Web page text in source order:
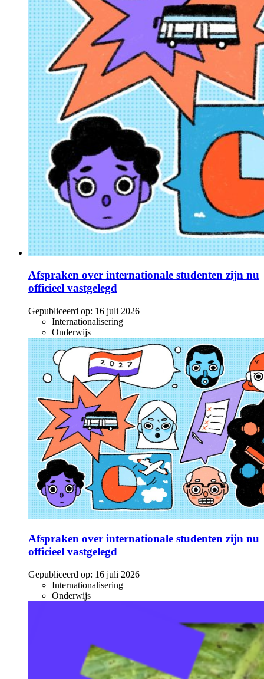
Afspraken over internationale studenten zijn nu
officieel vastgelegd
Gepubliceerd op: 16 juli 2026
Internationalisering
Onderwijs
Afspraken over internationale studenten zijn nu
officieel vastgelegd
Gepubliceerd op: 16 juli 2026
Internationalisering
Onderwijs